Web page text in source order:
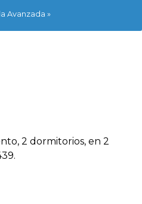
Avanzada
2 dormitorios, en 2